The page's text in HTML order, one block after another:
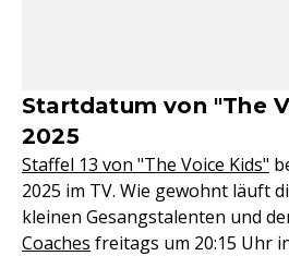
Startdatum von "The
2025
Staffel 13 von "The Voice Kids"
2025 im TV. Wie gewohnt läuft
kleinen Gesangstalenten und
Coaches freitags um 20:15 Uhr